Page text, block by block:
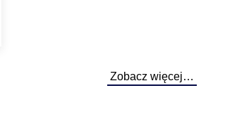
Zobacz więcej…